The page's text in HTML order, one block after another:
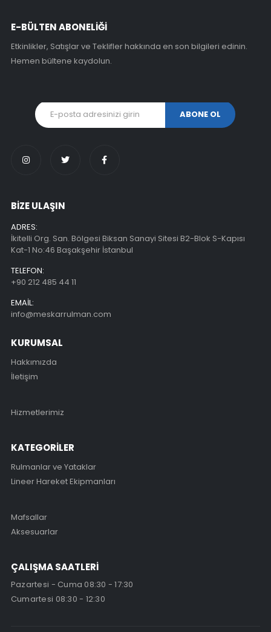
E-BÜLTEN ABONELİĞİ
Etkinlikler, Satışlar ve Teklifler hakkında en son bilgileri edinin.
Hemen bültene kaydolun.
BİZE ULAŞIN
ADRES:
İkitelli Org. San. Bölgesi Biksan Sanayi Sitesi B2-Blok S-Kapısı
Kat-1 No:46 Başakşehir İstanbul
TELEFON:
+90 212 485 44 11
EMAIL:
info@meskarrulman.com
KURUMSAL
Hakkımızda
İletişim
Hizmetlerimiz
KATEGORİLER
Rulmanlar ve Yataklar
Lineer Hareket Ekipmanları
Mafsallar
Aksesuarlar
ÇALIŞMA SAATLERİ
Pazartesi - Cuma 08:30 - 17:30
Cumartesi 08:30 - 12:30